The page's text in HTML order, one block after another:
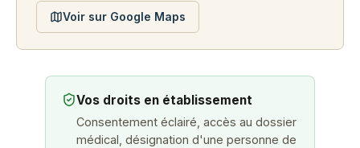
Voir sur Google Maps
Vos droits en établissement
Consentement éclairé, accès au dossier
médical, désignation d'une personne de